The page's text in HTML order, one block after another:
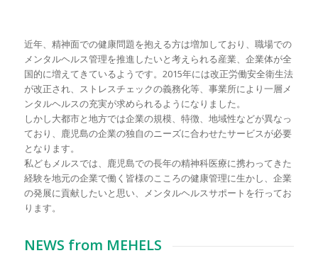
近年、精神面での健康問題を抱える方は増加しており、職場での
メンタルヘルス管理を推進したいと考えられる産業、企業体が全
国的に増えてきているようです。2015年には改正労働安全衛生法
が改正され、ストレスチェックの義務化等、事業所により一層メ
ンタルヘルスの充実が求められるようになりました。
しかし大都市と地方では企業の規模、特徴、地域性などが異なっ
ており、鹿児島の企業の独自のニーズに合わせたサービスが必要
となります。
私どもメルスでは、鹿児島での長年の精神科医療に携わってきた
経験を地元の企業で働く皆様のこころの健康管理に生かし、企業
の発展に貢献したいと思い、メンタルヘルスサポートを行ってお
ります。
NEWS from MEHELS